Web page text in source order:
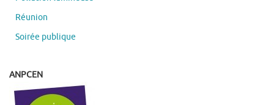
Réunion
Soirée publique
ANPCEN